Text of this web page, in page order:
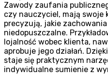
Zawody zaufania
czy nauczyciel, mają swoje
precyzują, jakie
niedopuszczalne.
lojalność wobec klienta,
aprobuje jego działań.
staje się praktycznym
indywidualne sumienie z